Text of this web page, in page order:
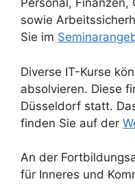
Personal,
sowie
Sie im
Diverse IT-Kurse
absolvieren. Diese
Düsseldorf statt.
finden Sie auf der
An der
für Inneres und